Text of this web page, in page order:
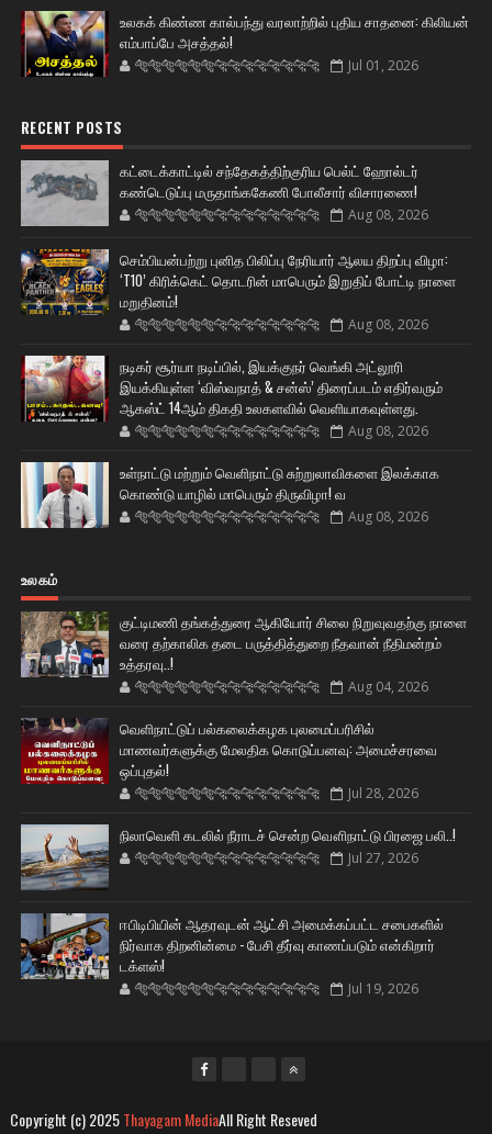
உலகக் கிண்ண கால்பந்து வரலாற்றில் புதிய சாதனை: கிலியன்
எம்பாப்பே அசத்தல்!
🐅🐅🐅🐅🐅🐅🐆🐆🐆🐆🐆🐆🐆🐆 Jul 01, 2026
RECENT POSTS
கட்டைக்காட்டில் சந்தேகத்திற்குரிய பெல்ட் ஹோல்டர்
கண்டெடுப்பு மருதாங்ககேணி போலீசார் விசாரணை!
🐅🐅🐅🐅🐅🐅🐆🐆🐆🐆🐆🐆🐆🐆 Aug 08, 2026
செம்பியன்பற்று புனித பிலிப்பு நேரியார் ஆலய திறப்பு விழா:
‘T10’ கிரிக்கெட் தொடரின் மாபெரும் இறுதிப் போட்டி நாளை
மறுதினம்!
🐅🐅🐅🐅🐅🐅🐆🐆🐆🐆🐆🐆🐆🐆 Aug 08, 2026
நடிகர் சூர்யா நடிப்பில், இயக்குநர் வெங்கி அட்லூரி
இயக்கியுள்ள ‘விஸ்வநாத் & சன்ஸ்’ திரைப்படம் எதிர்வரும்
ஆகஸ்ட் 14ஆம் திகதி உலகளவில் வெளியாகவுள்ளது.
🐅🐅🐅🐅🐅🐅🐆🐆🐆🐆🐆🐆🐆🐆 Aug 08, 2026
உள்நாட்டு மற்றும் வெளிநாட்டு சுற்றுலாவிகளை இலக்காக
கொண்டு யாழில் மாபெரும் திருவிழா! வ
🐅🐅🐅🐅🐅🐅🐆🐆🐆🐆🐆🐆🐆🐆 Aug 08, 2026
உலகம்
குட்டிமணி தங்கத்துரை ஆகியோர் சிலை நிறுவுவதற்கு நாளை
வரை தற்காலிக தடை பருத்தித்துறை நீதவான் நீதிமன்றம்
உத்தரவு..!
🐅🐅🐅🐅🐅🐅🐆🐆🐆🐆🐆🐆🐆🐆 Aug 04, 2026
வெளிநாட்டுப் பல்கலைக்கழக புலமைப்பரிசில்
மாணவர்களுக்கு மேலதிக கொடுப்பனவு: அமைச்சரவை
ஒப்புதல்!
🐅🐅🐅🐅🐅🐅🐆🐆🐆🐆🐆🐆🐆🐆 Jul 28, 2026
நிலாவெளி கடலில் நீராடச் சென்ற வௌிநாட்டு பிரஜை பலி..!
🐅🐅🐅🐅🐅🐅🐆🐆🐆🐆🐆🐆🐆🐆 Jul 27, 2026
ஈபிடிபியின் ஆதரவுடன் ஆட்சி அமைக்கப்பட்ட சபைகளில்
நிர்வாக திறனின்மை - பேசி தீர்வு காணப்படும் என்கிறார்
டக்ளஸ்!
🐅🐅🐅🐅🐅🐅🐆🐆🐆🐆🐆🐆🐆🐆 Jul 19, 2026
Copyright (c) 2025Thayagam MediaAll Right Reseved